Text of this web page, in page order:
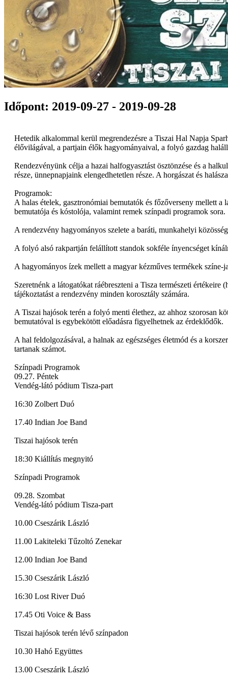
Időpont: 2019-09-27 - 2019-09-28
Hetedik alkalommal kerül megrendezésre a Tiszai Hal Napja
élővilágával, a partjain élők hagyományaival, a folyó gazdag
Rendezvényünk célja a hazai halfogyasztást ösztönzése és a
része, ünnepnapjaink elengedhetetlen része. A horgászat és
Programok:
A halas ételek, gasztronómiai bemutatók és főzőverseny mellett
bemutatója és kóstolója, valamint remek színpadi programok sora.
A rendezvény hagyományos szelete a baráti, munkahelyi
A folyó alsó rakpartján felállított standok sokféle ínyencséget
A hagyományos ízek mellett a magyar kézműves termékek színe-
Szeretnénk a látogatókat ráébreszteni a Tisza természeti
tájékoztatást a rendezvény minden korosztály számára.
A Tiszai hajósok terén a folyó menti élethez, az ahhoz szorosan
bemutatóval is egybekötött előadásra figyelhetnek az érdeklődők.
A hal feldolgozásával, a halnak az egészséges életmód és a
tartanak számot.
Színpadi Programok
09.27. Péntek
Vendég-látó pódium Tisza-part
16:30 Zolbert Duó
17.40 Indian Joe Band
Tiszai hajósok terén
18:30 Kiállítás megnyitó
Színpadi Programok
09.28. Szombat
Vendég-látó pódium Tisza-part
10.00 Cseszárik László
11.00 Lakiteleki Tűzoltó Zenekar
12.00 Indian Joe Band
15.30 Cseszárik László
16:30 Lost River Duó
17.45 Oti Voice & Bass
Tiszai hajósok terén lévő színpadon
10.30 Hahó Együttes
13.00 Cseszárik László